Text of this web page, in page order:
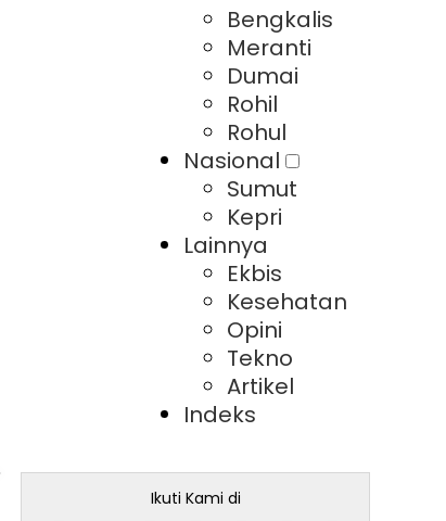
Bengkalis
Meranti
Dumai
Rohil
Rohul
Nasional
Sumut
Kepri
Lainnya
Ekbis
Kesehatan
Opini
Tekno
Artikel
Indeks
Ikuti Kami di